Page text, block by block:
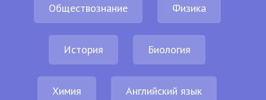
Обществознание Физика
История Биология
Химия Английский язык